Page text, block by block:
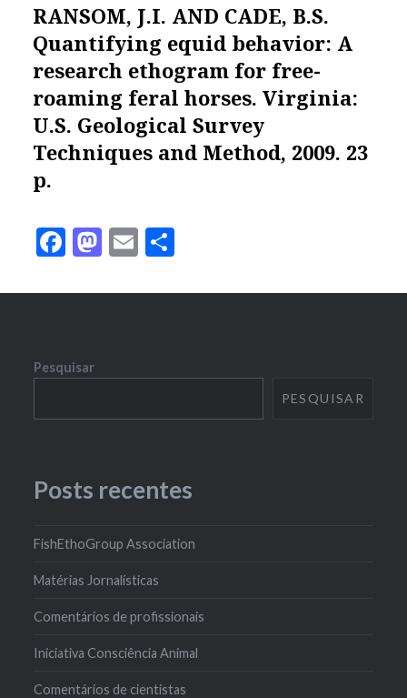
RANSOM, J.I. AND CADE, B.S.
Quantifying equid behavior: A
research ethogram for free-
roaming feral horses. Virginia:
U.S. Geological Survey
Techniques and Method, 2009. 23
p.
Facebook
Mastodon
EmailShare
Pesquisar
PESQUISAR
Posts recentes
FishEthoGroup Association
Matérias Jornalísticas
Comentários de profissionais
Iniciativa Consciência Animal
Comentários de cientistas